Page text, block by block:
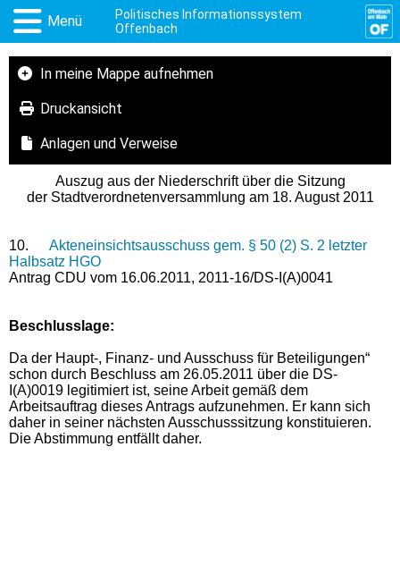
Menü
Politisches Informationssystem
Offenbach
In meine Mappe aufnehmen
Druckansicht
Anlagen und Verweise
Auszug aus der Niederschrift über die Sitzung
der Stadtverordnetenversammlung am 18. August 2011
10.
Akteneinsichtsausschuss gem. § 50 (2) S. 2 letzter
Halbsatz HGO
Antrag CDU vom 16.06.2011, 2011-16/DS-I(A)0041
Beschlusslage:
Da der Haupt-, Finanz- und Ausschuss für Beteiligungen“
schon durch Beschluss am 26.05.2011 über die DS-
I(A)0019 legitimiert ist, seine Arbeit gemäß dem
Arbeitsauftrag dieses Antrags aufzunehmen. Er kann sich
daher in seiner nächsten Ausschusssitzung konstituieren.
Die Abstimmung entfällt daher.